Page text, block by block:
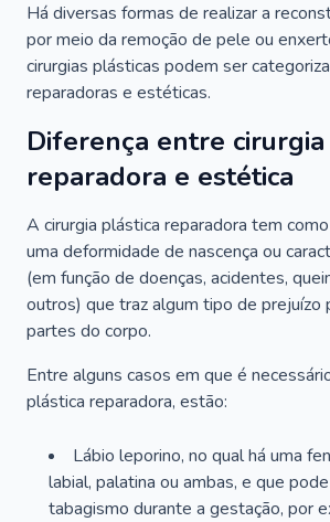
Há diversas formas de realizar a
por meio da remoção de pele ou
cirurgias plásticas podem ser
reparadoras e estéticas.
Diferença entre
reparadora e estética
A cirurgia plástica reparadora tem
uma deformidade de nascença ou
(em função de doenças, acidentes,
outros) que traz algum tipo de prejuízo
partes do corpo.
Entre alguns casos em que é
plástica reparadora, estão:
Lábio leporino, no qual há uma
labial, palatina ou ambas, e que
tabagismo durante a gestação, por